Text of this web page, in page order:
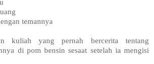
temannya
kuliah yang pernah bercerita tentang
di pom bensin sesaat setelah ia mengisi